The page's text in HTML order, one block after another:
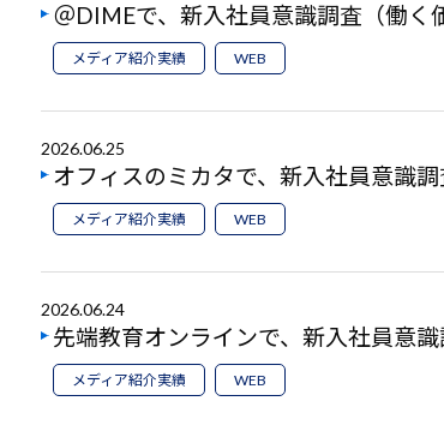
＠DIMEで、新入社員意識調査（働く
メディア紹介実績 WEB
2026.06.25
オフィスのミカタで、新入社員意識
メディア紹介実績 WEB
2026.06.24
先端教育オンラインで、新入社員意
メディア紹介実績 WEB